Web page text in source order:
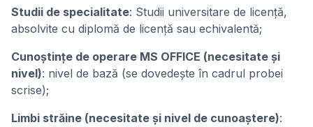
Studii de specialitate: Studii universitare de licență,
absolvite cu diplomă de licență sau echivalentă;
Cunoștințe de operare MS OFFICE (necesitate și
nivel): nivel de bază (se dovedește în cadrul probei
scrise);
Limbi străine (necesitate și nivel de cunoaștere):